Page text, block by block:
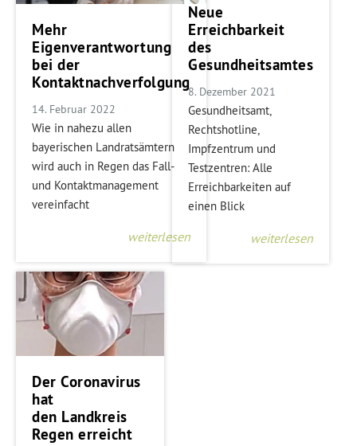
Mehr
Eigenverantwortung
bei der
Kontaktnachverfolgung
14. Februar 2022
Wie in nahezu allen
bayerischen Landratsämtern
wird auch in Regen das Fall-
und Kontaktmanagement
vereinfacht
weiterlesen
Neue
Erreichbarkeit
des
Gesundheitsamtes
8. Dezember 2021
Gesundheitsamt,
Rechtshotline,
Impfzentrum und
Testzentren: Alle
Erreichbarkeiten auf
einen Blick
weiterlesen
Der Coronavirus
hat
den Landkreis
Regen erreicht